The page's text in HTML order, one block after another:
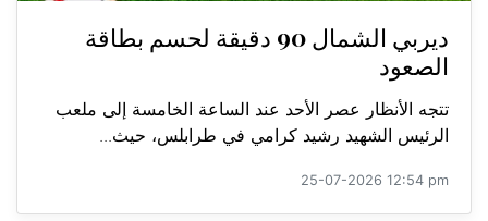
ديربي الشمال 90 دقيقة لحسم بطاقة
الصعود
تتجه الأنظار عصر الأحد عند الساعة الخامسة إلى ملعب
الرئيس الشهيد رشيد كرامي في طرابلس، حيث...
25-07-2026 12:54 pm